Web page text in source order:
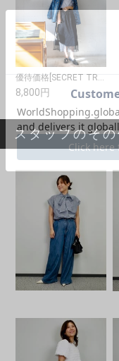
優待価格[SECRET TROPHY]ドットチュールリバーシブルスカート
8,800円
スタッフのそ